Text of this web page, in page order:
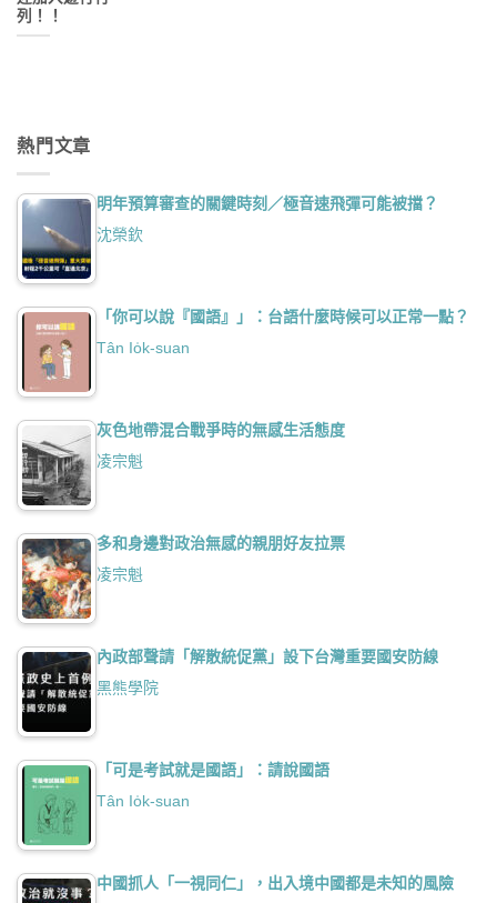
列！！
熱門文章
明年預算審查的關鍵時刻／極音速飛彈可能被擋？
沈榮欽
「你可以說『國語』」：台語什麼時候可以正常一點？
Tân Io̍k-suan
灰色地帶混合戰爭時的無感生活態度
凌宗魁
多和身邊對政治無感的親朋好友拉票
凌宗魁
內政部聲請「解散統促黨」設下台灣重要國安防線
黑熊學院
「可是考試就是國語」：請說國語
Tân Io̍k-suan
中國抓人「一視同仁」，出入境中國都是未知的風險